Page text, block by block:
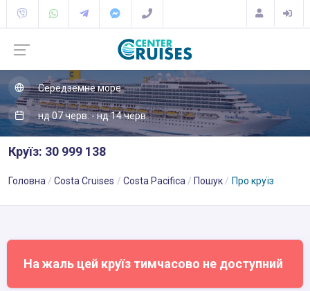
Середземне море
нд 07 черв. - нд 14 черв.
Круїз: 30 999 138
Головна Costa Cruises Costa Pacifica Пошук Про круїз
На жаль цей круїз тимчасово не доступний